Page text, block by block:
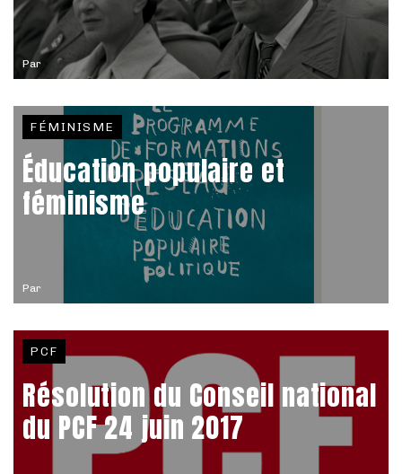
Par
Par
FÉMINISME
Éducation populaire et
féminisme
PCF
Résolution du Conseil national
du PCF 24 juin 2017